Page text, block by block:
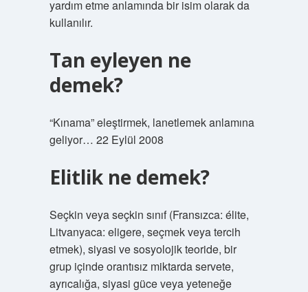
yardım etme anlamında bir isim olarak da
kullanılır.
Tan eyleyen ne
demek?
“Kınama” eleştirmek, lanetlemek anlamına
geliyor… 22 Eylül 2008
Elitlik ne demek?
Seçkin veya seçkin sınıf (Fransızca: élite,
Litvanyaca: eligere, seçmek veya tercih
etmek), siyasi ve sosyolojik teoride, bir
grup içinde orantısız miktarda servete,
ayrıcalığa, siyasi güce veya yeteneğe